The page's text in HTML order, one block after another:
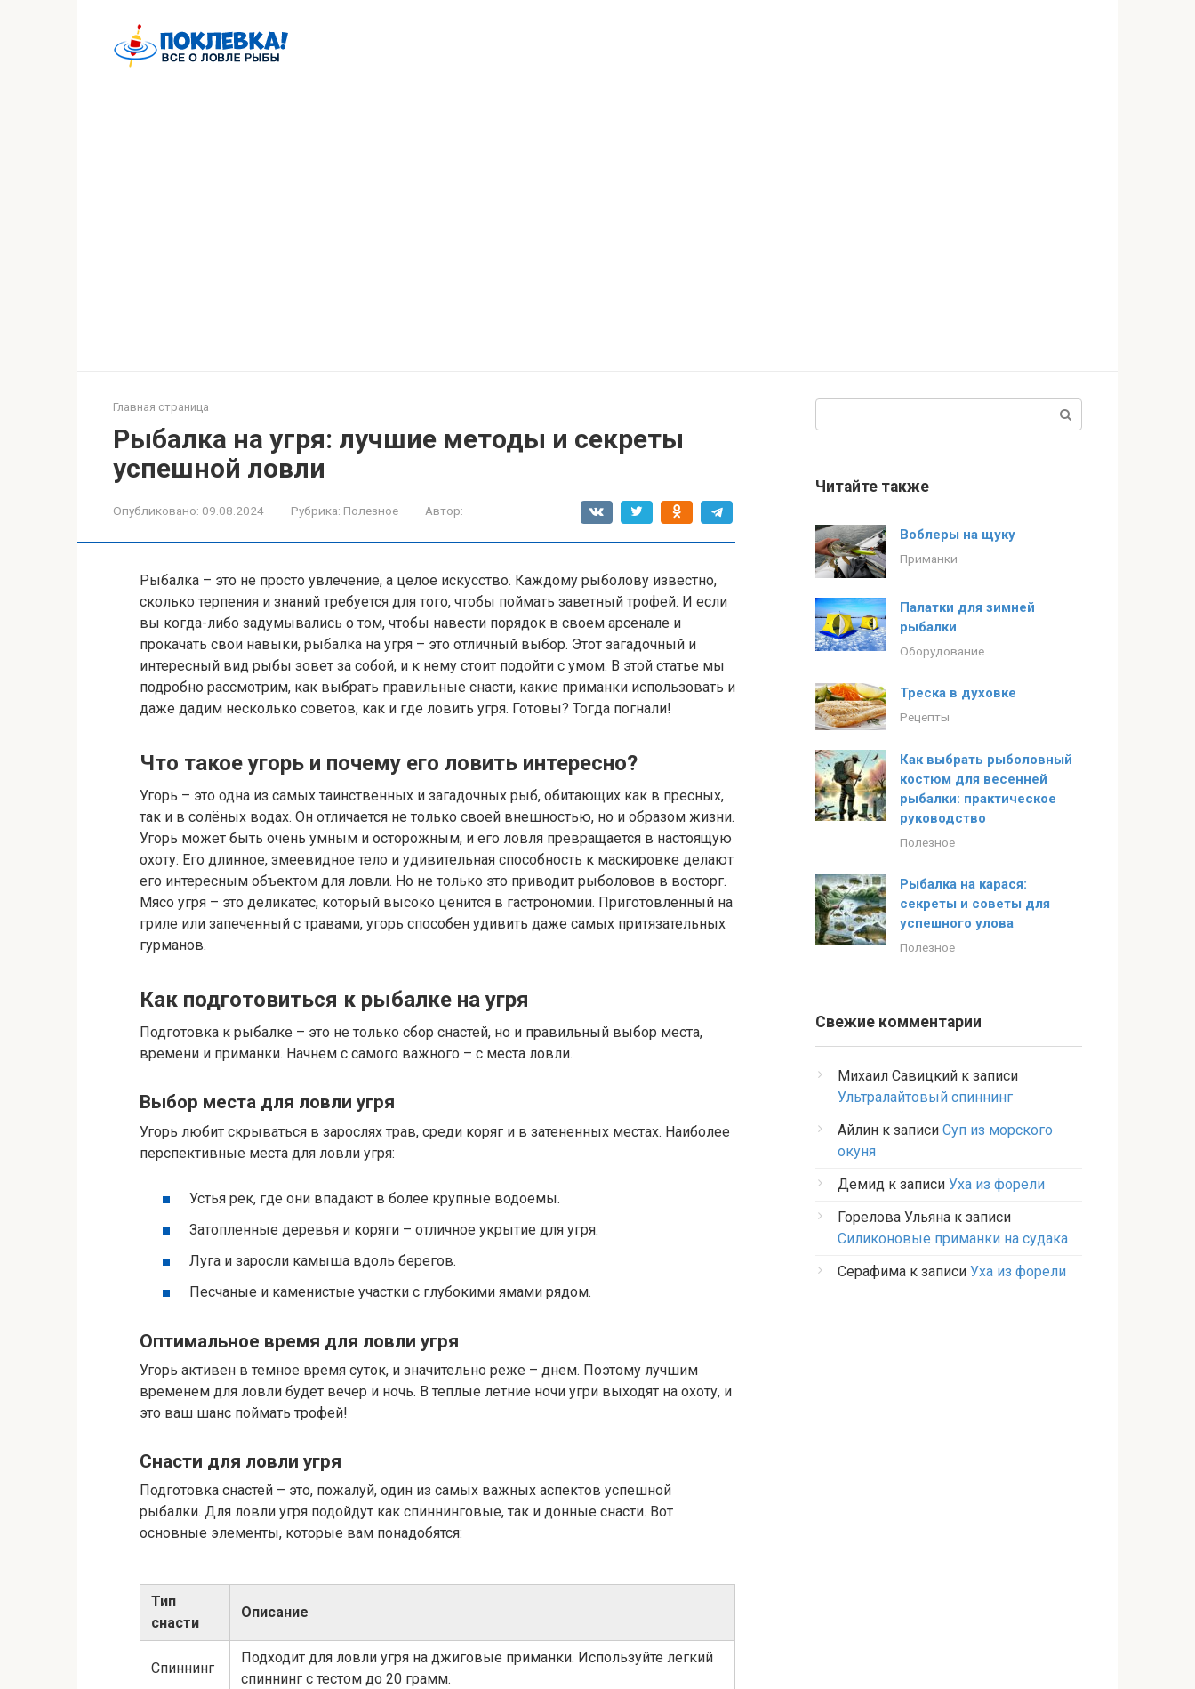
Главная страница
Рыбалка на угря: лучшие методы и секреты
успешной ловли
Опубликовано: 09.08.2024 Рубрика: Полезное Автор:
Рыбалка – это не просто увлечение, а целое искусство. Каждому рыболову известно,
сколько терпения и знаний требуется для того, чтобы поймать заветный трофей. И если
вы когда-либо задумывались о том, чтобы навести порядок в своем арсенале и
прокачать свои навыки, рыбалка на угря – это отличный выбор. Этот загадочный и
интересный вид рыбы зовет за собой, и к нему стоит подойти с умом. В этой статье мы
подробно рассмотрим, как выбрать правильные снасти, какие приманки использовать и
даже дадим несколько советов, как и где ловить угря. Готовы? Тогда погнали!
Что такое угорь и почему его ловить интересно?
Угорь – это одна из самых таинственных и загадочных рыб, обитающих как в пресных,
так и в солёных водах. Он отличается не только своей внешностью, но и образом жизни.
Угорь может быть очень умным и осторожным, и его ловля превращается в настоящую
охоту. Его длинное, змеевидное тело и удивительная способность к маскировке делают
его интересным объектом для ловли. Но не только это приводит рыболовов в восторг.
Мясо угря – это деликатес, который высоко ценится в гастрономии. Приготовленный на
гриле или запеченный с травами, угорь способен удивить даже самых притязательных
гурманов.
Как подготовиться к рыбалке на угря
Подготовка к рыбалке – это не только сбор снастей, но и правильный выбор места,
времени и приманки. Начнем с самого важного – с места ловли.
Выбор места для ловли угря
Угорь любит скрываться в зарослях трав, среди коряг и в затененных местах. Наиболее
перспективные места для ловли угря:
Устья рек, где они впадают в более крупные водоемы.
Затопленные деревья и коряги – отличное укрытие для угря.
Луга и заросли камыша вдоль берегов.
Песчаные и каменистые участки с глубокими ямами рядом.
Оптимальное время для ловли угря
Угорь активен в темное время суток, и значительно реже – днем. Поэтому лучшим
временем для ловли будет вечер и ночь. В теплые летние ночи угри выходят на охоту, и
это ваш шанс поймать трофей!
Снасти для ловли угря
Подготовка снастей – это, пожалуй, один из самых важных аспектов успешной
рыбалки. Для ловли угря подойдут как спиннинговые, так и донные снасти. Вот
основные элементы, которые вам понадобятся:
Тип
снасти
Описание
Спиннинг
Подходит для ловли угря на джиговые приманки. Используйте легкий
спиннинг с тестом до 20 грамм.
Читайте также
Воблеры на щуку
Приманки
Палатки для зимней
рыбалки
Оборудование
Треска в духовке
Рецепты
Как выбрать рыболовный
костюм для весенней
рыбалки: практическое
руководство
Полезное
Рыбалка на карася:
секреты и советы для
успешного улова
Полезное
Свежие комментарии
Михаил Савицкий к записи
Ультралайтовый спиннинг
Айлин к записи Суп из морского
окуня
Демид к записи Уха из форели
Горелова Ульяна к записи
Силиконовые приманки на судака
Серафима к записи Уха из форели